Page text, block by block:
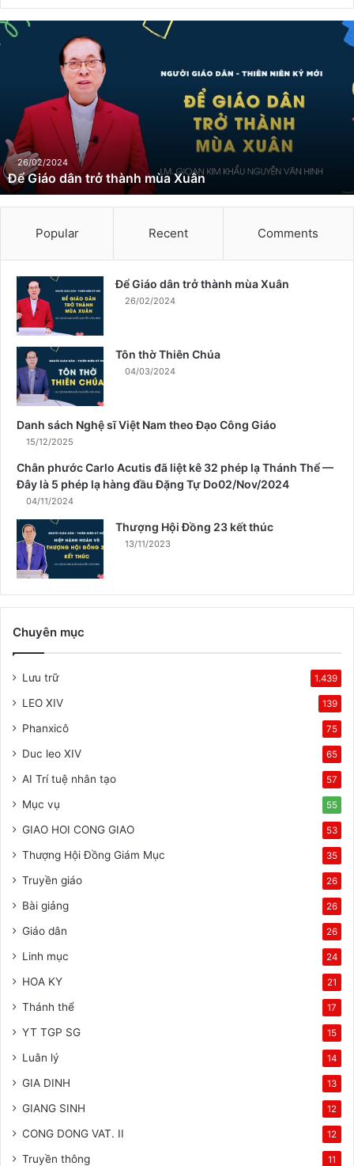
Đ
ể
â
n
t
r
ở
à
26/02/2024
Để Giáo dân trở thành mùa Xuân
Popular Recent Comments
Để Giáo dân trở thành mùa Xuân
26/02/2024
Tôn thờ Thiên Chúa
04/03/2024
Danh sách Nghệ sĩ Việt Nam theo Đạo Công Giáo
15/12/2025
Chân phước Carlo Acutis đã liệt kê 32 phép lạ Thánh Thể —
Đây là 5 phép lạ hàng đầu Đặng Tự Do02/Nov/2024
04/11/2024
Thượng Hội Đồng 23 kết thúc
13/11/2023
Chuyên mục
Lưu trữ 1.439
LEO XIV 139
Phanxicô 75
Duc leo XIV 65
AI Trí tuệ nhân tạo 57
Mục vụ 55
GIAO HOI CONG GIAO 53
Thượng Hội Đồng Giám Mục 35
Truyền giáo 26
Bài giảng 26
Giáo dân 26
Linh mục 24
HOA KY 21
Thánh thể 17
YT TGP SG 15
Luân lý 14
GIA DINH 13
GIANG SINH 12
CONG DONG VAT. II 12
Truyền thông 11